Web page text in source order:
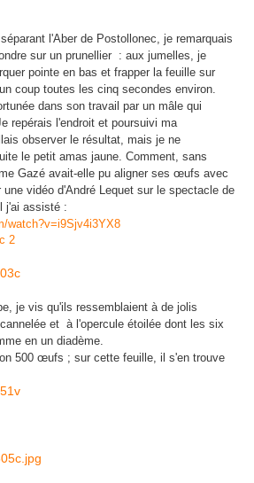
l'Aber de Postollonec, je remarquais
sur un prunellier : aux jumelles, je
pointe en bas et frapper la feuille sur
coup toutes les cinq secondes environ.
dans son travail par un mâle qui
repérais l'endroit et poursuivi ma
observer le résultat, mais je ne
le petit amas jaune. Comment, sans
Gazé avait-elle pu aligner ses œufs avec
vidéo d'André Lequet sur le spectacle de
j'ai assisté :
watch?v=i9Sjv4i3YX8
je vis qu'ils ressemblaient à de jolis
et à l'opercule étoilée dont les six
en un diadème.
500 œufs ; sur cette feuille, il s'en trouve